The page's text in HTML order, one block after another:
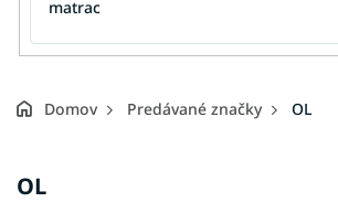
Domov Predávané značky OL
OL